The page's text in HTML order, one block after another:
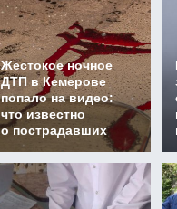
Жестокое ночное
ДТП в Кемерове
попало на видео:
что известно
о пострадавших